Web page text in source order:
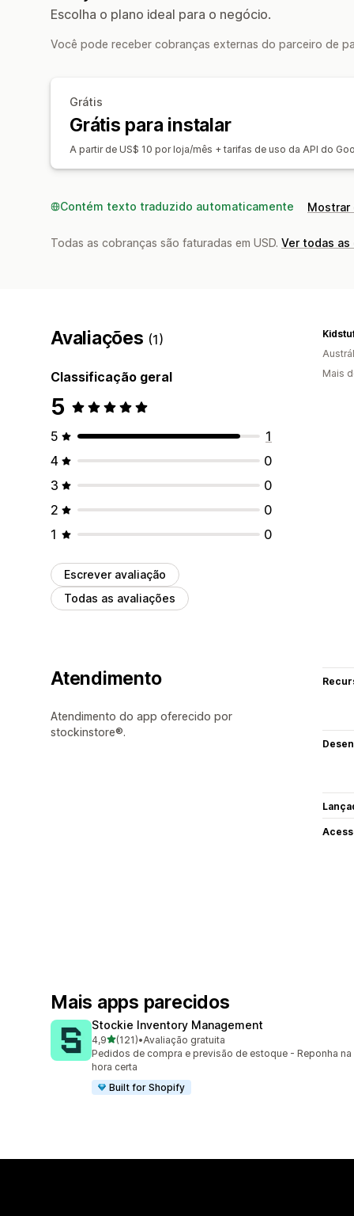
Escolha o plano ideal para o negócio.
Você pode receber cobranças externas do parceiro de
Grátis
Grátis para instalar
A partir de US$ 10 por loja/mês + tarifas de uso da API do
Contém texto traduzido automaticamente Mostrar
Todas as cobranças são faturadas em USD. Ver todas
Avaliações (1)
Classificação geral
5
5
1
4
0
3
0
2
0
1
0
Escrever avaliação
Todas as avaliações
Mais
Atendimento
Atendimento do app oferecido por
stockinstore®.
Mais apps parecidos
Stockie Inventory Management
4,9de 5 estrelas
(121)
121 avaliações ao todo
•Avaliação gratuita
Pedidos de compra e previsão de estoque - Reponha na
hora certa
Built for Shopify